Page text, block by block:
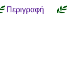
Περιγραφή